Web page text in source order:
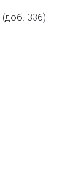
(доб. 336)